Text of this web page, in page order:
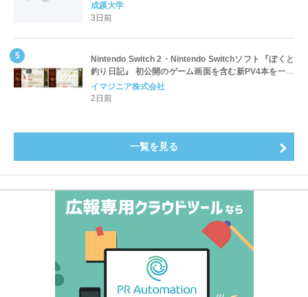
全国第1位を獲得！～実就職率は26.5%（前年比＋
4.3pt）に伸長、東京の私立大学でも10位にランクイン
成蹊大学
3日前
Nintendo Switch 2・Nintendo Switchソフト『ぼくと
釣り日記』 初公開のゲーム画面を含む新PV4本を一挙
公開！
イマジニア株式会社
2日前
一覧を見る